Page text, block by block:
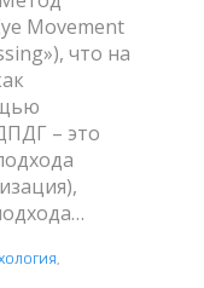
Movement
что на
– это
,